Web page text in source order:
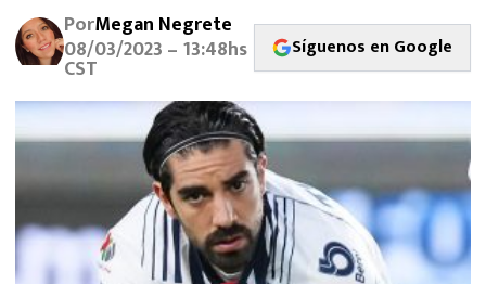
FUTBOL INTERNACIONAL
MEXICANOS EN EL EXTRANJERO
FUTBOL ESTUFA
FÓRMULA 1
BOXEO
PorMegan Negrete
08/03/2023 – 13:48hs
CST
Síguenos en Google